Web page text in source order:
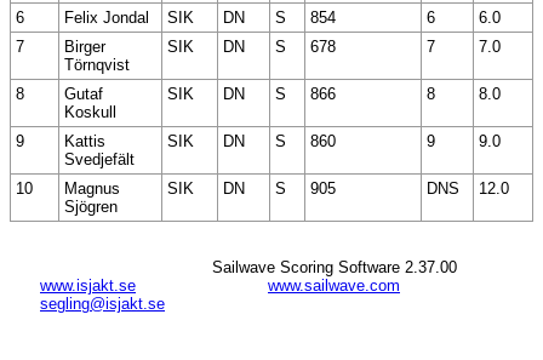
6 Felix Jondal SIK DN S 854 6
6.0
7
Birger
Törnqvist
SIK DN S 678 7 7.0
8
Gutaf
Koskull
SIK DN S 866 8 8.0
9
Kattis
Svedjefält
SIK DN S 860 9 9.0
10
Magnus
Sjögren
SIK DN S 905 DNS 12.0
www.isjakt.se
segling@isjakt.se
Sailwave Scoring Software 2.37.00
www.sailwave.com